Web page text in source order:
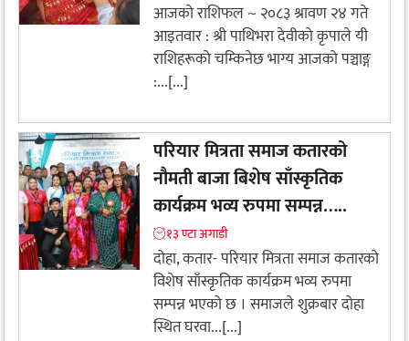
आजको राशिफल ~ २०८३ श्रावण २४ गते
आइतवार : श्री पाथिभरा देवीकाे कृपाले यी
राशिहरूकाे चम्किनेछ भाग्य आजको पञ्चाङ्ग
:...[...]
परियार मित्रता समाज कतारको
नौमती बाजा बिशेष साँस्कृतिक
कार्यक्रम भव्य रुपमा सम्पन्न…..
१३ ण्टा अगाडी
दोहा, कतार- परियार मित्रता समाज कतारको
विशेष साँस्कृतिक कार्यक्रम भव्य रुपमा
सम्पन्न भएको छ । समाजले शुक्रबार दोहा
स्थित घरवा...[...]